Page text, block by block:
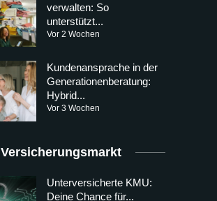
verwalten: So
unterstützt...
Vor 2 Wochen
Kundenansprache in der
Generationenberatung:
Hybrid...
Vor 3 Wochen
Versicherungsmarkt
Unterversicherte KMU:
Deine Chance für...